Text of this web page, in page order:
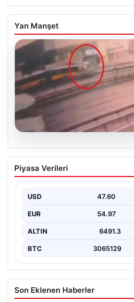
Yan Manşet
Küçükçekmece’de 3
kazanın görüntüleri
Ölümüne Neden Olan Kaza
Görüntüleriyle Ortaya Çıktı",…
Piyasa Verileri
USD 47.60
EUR 54.97
ALTIN 6491.3
BTC 3065129
Son Eklenen Haberler